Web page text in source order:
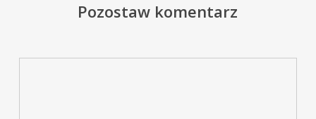
Pozostaw komentarz